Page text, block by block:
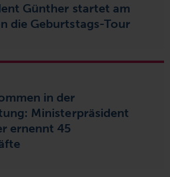
Günther startet am
die Geburtstags-Tour
in der
Ministerpräsident
ernennt 45